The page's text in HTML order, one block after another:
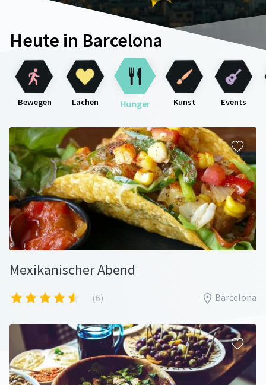
Heute in Barcelona
Bewegen Lachen Hunger Kunst Events
Mexikanischer Abend
(6) Barcelona